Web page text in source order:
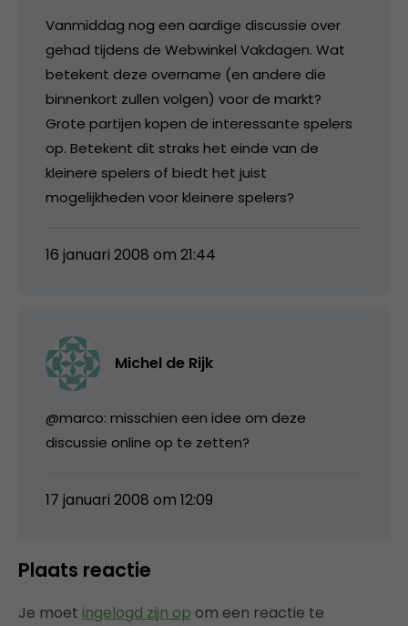
Vanmiddag nog een aardige discussie over
gehad tijdens de Webwinkel Vakdagen. Wat
betekent deze overname (en andere die
binnenkort zullen volgen) voor de markt?
Grote partijen kopen de interessante spelers
op. Betekent dit straks het einde van de
kleinere spelers of biedt het juist
mogelijkheden voor kleinere spelers?
16 januari 2008 om 21:44
Michel de Rijk
@marco: misschien een idee om deze
discussie online op te zetten?
17 januari 2008 om 12:09
Plaats reactie
Je moet ingelogd zijn op om een reactie te